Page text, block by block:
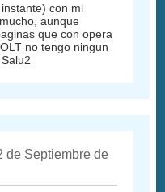
con mi
aunque
que con opera
no tengo ningun
de Septiembre de